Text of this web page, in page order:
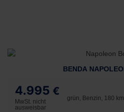
BENDA
4.995 €
MwSt. nicht
ausweisbar
grün, Benzin, 180